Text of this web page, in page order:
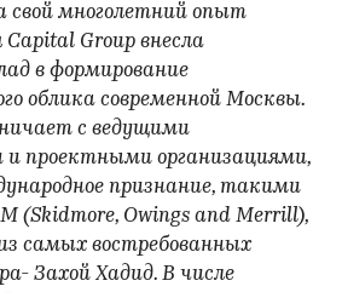
свой многолетний опыт
Group внесла
в формирование
облика современной Москвы.
с ведущими
проектными организациями,
признание, такими
(Skidmore, Owings and Merrill),
самых востребованных
Захой Хадид. В числе